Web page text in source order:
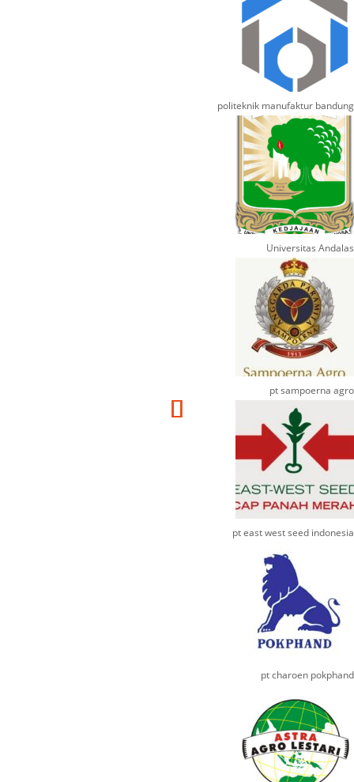
politeknik manufaktur bandung
Universitas Andalas
pt sampoerna agro
pt east west seed indonesia
pt charoen pokphand